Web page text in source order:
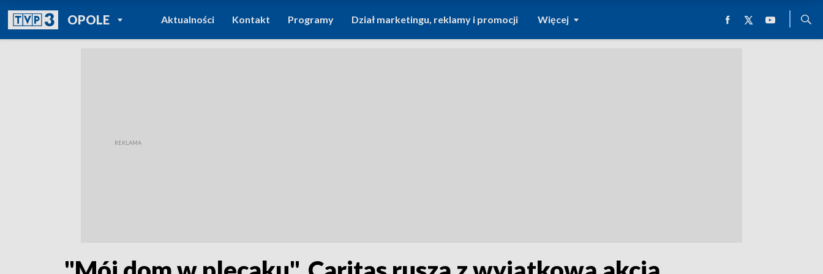
OPOLEPOWRÓT DO
TVP REGIONY
Aktualności Kontakt Programy Dział marketingu, reklamy i promocji Więcej